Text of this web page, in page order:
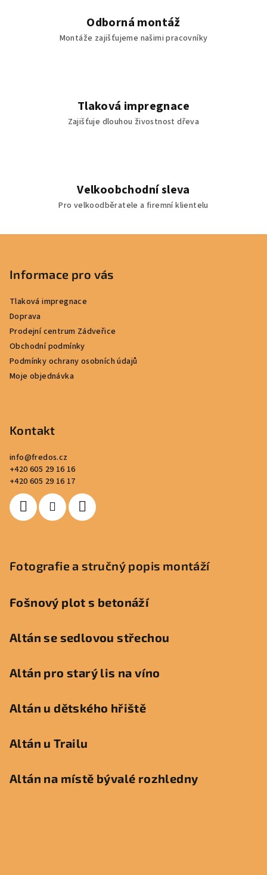
Odborná montáž
Montáže zajišťujeme našimi pracovníky
Tlaková impregnace
Zajišťuje dlouhou živostnost dřeva
Velkoobchodní sleva
Pro velkoodběratele a firemní klientelu
Informace pro vás
Tlaková impregnace
Doprava
Prodejní centrum Zádveřice
Obchodní podmínky
Podmínky ochrany osobních údajů
Moje objednávka
Kontakt
info@fredos.cz
+420 605 29 16 16
+420 605 29 16 17
Fotografie a stručný popis montáží
Fošnový plot s betonáží
Altán se sedlovou střechou
Altán pro starý lis na víno
Altán u dětského hřiště
Altán u Trailu
Altán na místě bývalé rozhledny